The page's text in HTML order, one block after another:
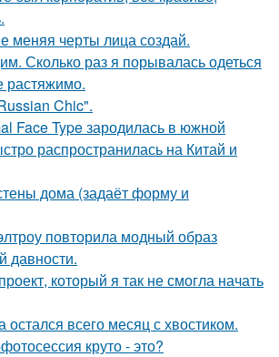
меняя черты лица создай.
Сколько раз я порывалась одеться
растяжимо.
Chic".
Face Type зародилась в южной
распространилась на Китай и
дома (задаёт форму и
повторила модный образ
давности.
который я так не смогла начать
остался всего месяц с хвостиком.
круто - это?